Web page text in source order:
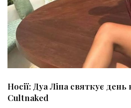
Носії: Дуа Ліпа святкує
Cultnaked